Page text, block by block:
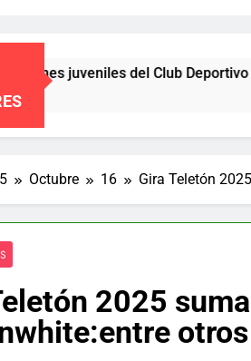
del Club Deportivo
Octubre 16 Gira Teletón
2025
otros